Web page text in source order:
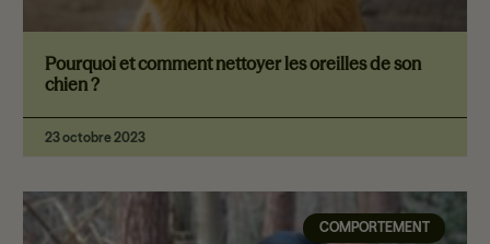
Pourquoi et comment nettoyer les oreilles de son
chien ?
23 octobre 2023
COMPORTEMENT